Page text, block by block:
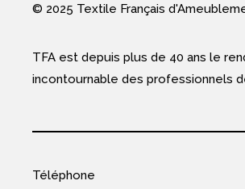
© 2025 Textile Français
TFA est depuis plus de 40 ans le
incontournable des professionnels
Téléphone